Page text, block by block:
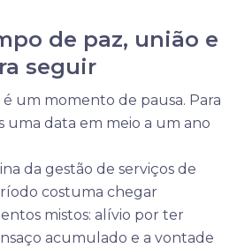
de paz, união e
seguir
um momento de pausa. Para
uma data em meio a um ano
da gestão de serviços de
costuma chegar
mistos: alívio por ter
acumulado e a vontade